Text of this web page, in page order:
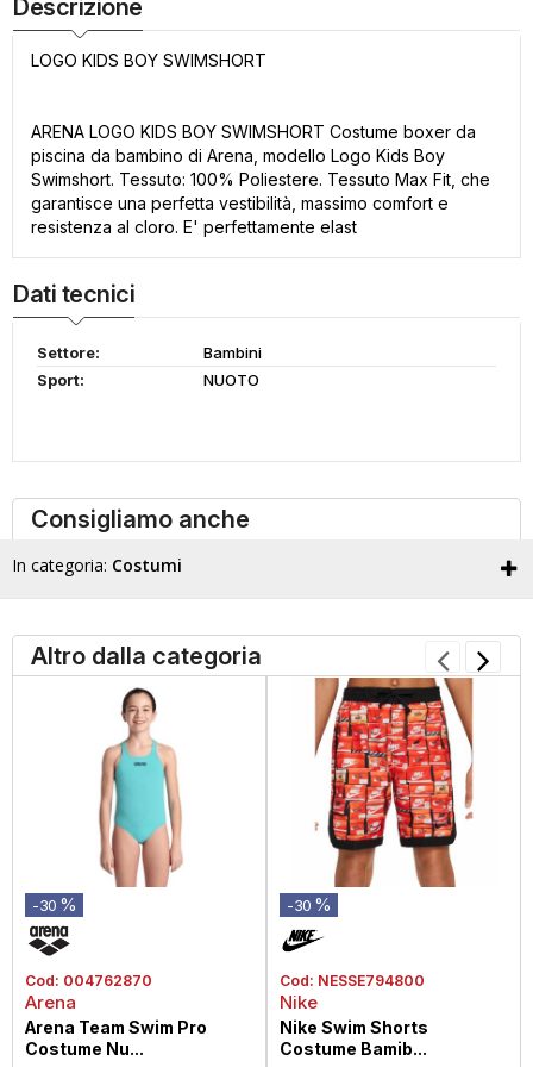
Descrizione
LOGO KIDS BOY SWIMSHORT
ARENA LOGO KIDS BOY SWIMSHORT Costume boxer da
piscina da bambino di Arena, modello Logo Kids Boy
Swimshort. Tessuto: 100% Poliestere. Tessuto Max Fit, che
garantisce una perfetta vestibilità, massimo comfort e
resistenza al cloro. E' perfettamente elast
Dati tecnici
Settore:
Bambini
Sport:
NUOTO
Consigliamo anche
In categoria: Costumi
Altro dalla categoria
-30 %
Cod: 004762870
Arena
Arena Team Swim Pro
Costume Nu...
-30 %
Cod: NESSE794800
Nike
Nike Swim Shorts
Costume Bamib...